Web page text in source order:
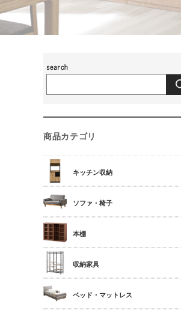
商品カテゴリ
キッチン収納
食器棚
レンジ台
キッチンカウンター
ストッカー
ソファ・椅子
チェア
ソファ
座椅子
本棚
ミドルタイプ
ディスプレイラック
収納家具
タンス・チェスト
ベッド・マットレス